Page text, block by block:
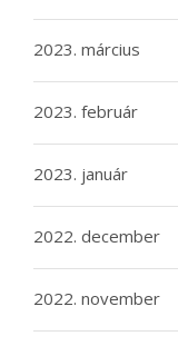
2023. március
2023. február
2023. január
2022. december
2022. november